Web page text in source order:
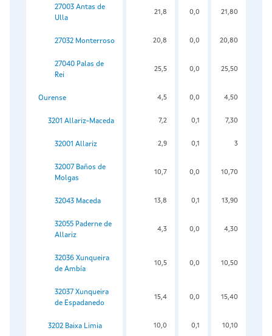
27003 Antas de
Ulla
21,8 0,0 21,80
27032 Monterroso 20,8 0,0 20,80
27040 Palas de
Rei
25,5 0,0 25,50
Ourense 4,5 0,0 4,50
3201 Allariz-Maceda 7,2 0,1 7,30
32001 Allariz 2,9 0,1 3
32007 Baños de
Molgas
10,7 0,0 10,70
32043 Maceda 13,8 0,1 13,90
32055 Paderne de
Allariz
4,3 0,0 4,30
32036 Xunqueira
de Ambía
10,5 0,0 10,50
32037 Xunqueira
de Espadanedo
15,4 0,0 15,40
3202 Baixa Limia 10,0 0,1 10,10